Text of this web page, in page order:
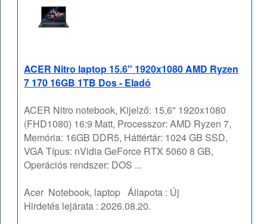
ACER Nitro laptop 15.6" 1920x1080 AMD Ryzen
7 170 16GB 1TB Dos - Eladó
ACER Nitro notebook, Kijelző: 15,6" 1920x1080
(FHD1080) 16:9 Matt, Processzor: AMD Ryzen 7,
Memória: 16GB DDR5, Háttértár: 1024 GB SSD,
VGA Típus: nVidia GeForce RTX 5060 8 GB,
Operációs rendszer: DOS ...
Acer Notebook, laptop Állapota : Új
Hirdetés lejárata :2026.08.20.